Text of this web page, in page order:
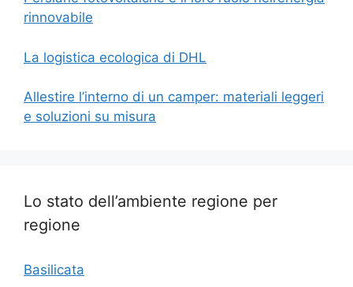
rinnovabile
La logistica ecologica di DHL
Allestire l’interno di un camper: materiali leggeri
e soluzioni su misura
Lo stato dell’ambiente regione per
regione
Basilicata